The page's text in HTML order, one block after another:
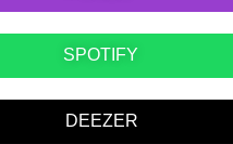
SPOTIFY
DEEZER